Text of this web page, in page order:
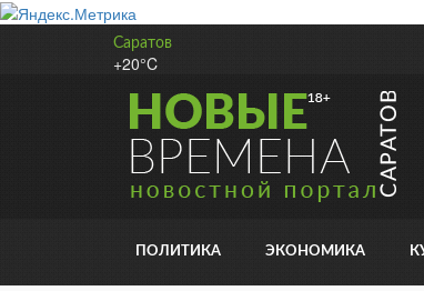
Саратов
+20°C
ПОЛИТИКА ЭКОНОМИКА